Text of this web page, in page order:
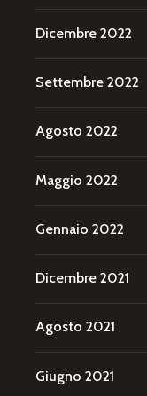
Dicembre 2022
Settembre 2022
Agosto 2022
Maggio 2022
Gennaio 2022
Dicembre 2021
Agosto 2021
Giugno 2021